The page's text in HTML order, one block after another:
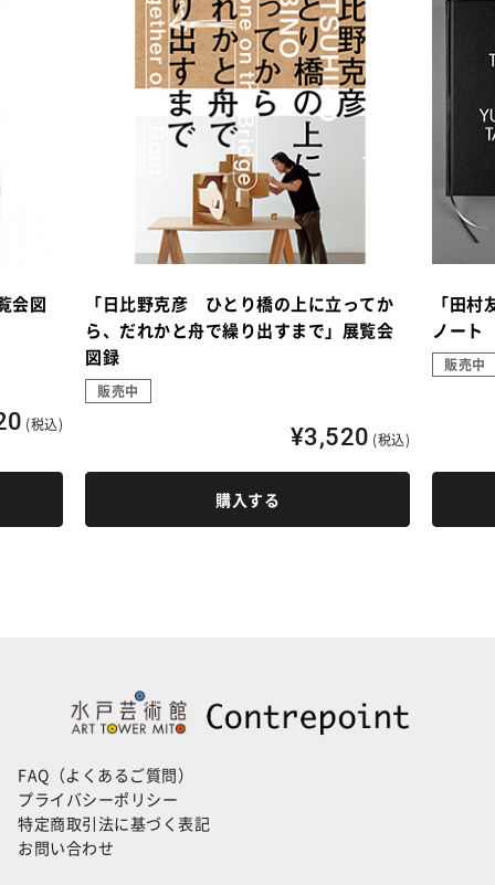
会図
(税込)
「日比野克彦 ひとり橋の上に立ってか
ら、だれかと舟で繰り出すまで」展覧会
図録
販売中
¥3,520 (税込)
購入する
「田
ノート
販売中
FAQ（よくあるご質問）
プライバシーポリシー
特定商取引法に基づく表記
お問い合わせ